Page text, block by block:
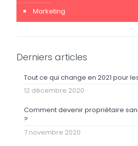
Marketing
Derniers articles
Tout ce qui change en 2021 pour
12 décembre 2020
Comment devenir propriétaire
?
7 novembre 2020